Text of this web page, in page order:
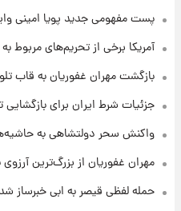
آغاز طرح
سود
۱ روز پیش
زمان
کار
عکس /
پست مفهومی جدید پویا امینی
آمریکا برخی از تحریم‌های مربوط
بازگشت مهران غفوریان به قاب
جزئیات شرط ایران برای بازگشایی
واکنش سحر دولتشاهی به
مهران غفوریان از بزرگ‌ترین
حمله لفظی قیصر به ابی خبرساز